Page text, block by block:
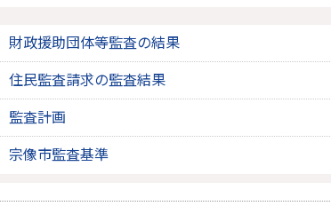
財政援助団体等監査の結果
住民監査請求の監査結果
監査計画
宗像市監査基準